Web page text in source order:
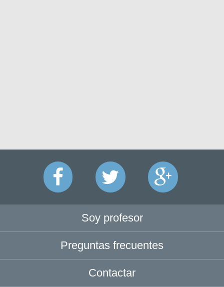
Soy profesor
Preguntas frecuentes
Contactar